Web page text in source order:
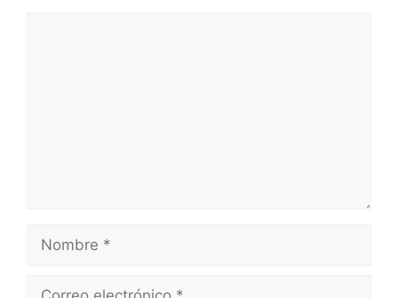
Nombre
Correo